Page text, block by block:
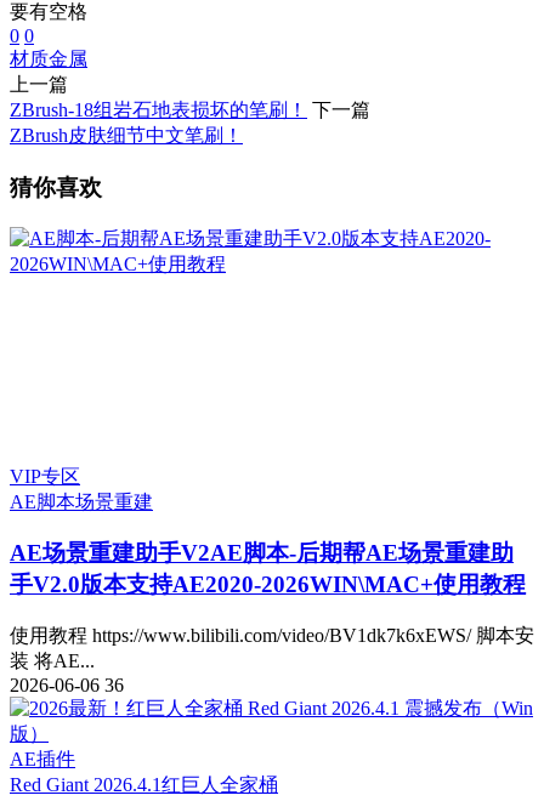
要有空格
0 0
材质金属
上一篇
​ZBrush-18组岩石地表损坏的笔刷！
下一篇
ZBrush皮肤细节中文笔刷！
猜你喜欢
VIP专区
AE脚本场景重建
AE场景重建助手V2AE脚本-后期帮AE场景重建助
手V2.0版本支持AE2020-2026WIN\MAC+使用教程
使用教程 https://www.bilibili.com/video/BV1dk7k6xEWS/ 脚本安
装 将AE...
2026-06-06 36
AE插件
Red Giant 2026.4.1红巨人全家桶